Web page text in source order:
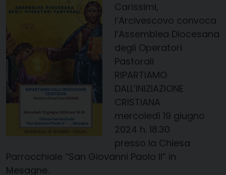
Carissimi,
l’Arcivescovo convoca
l’Assemblea Diocesana
degli Operatori
Pastorali
RIPARTIAMO
DALL’INIZIAZIONE
CRISTIANA
mercoledì 19 giugno
2024 h. 18.30
presso la Chiesa
Parrocchiale “San Giovanni Paolo II” in
Mesagne.